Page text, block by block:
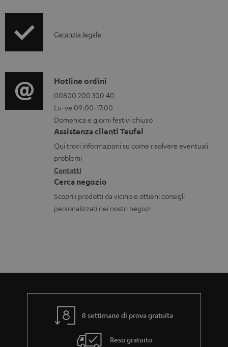
r
a
b
i
l
i
d
t
.
s
u
p
p
o
r
t
s
t
r
z
i
o
n
i
d
i
s
p
o
e
I
o
r
m
a
z
i
o
n
i
z
a
Garanzia legale
C
o
n
t
a
t
t
i
Hotline ordini
00800 200 300 40
Lu-ve 09:00-17:00
Domenica e giorni festivi chiuso
Assistenza clienti Teufel
Qui trovi informazioni su come risolvere eventuali
problemi
Contatti
Cerca negozio
Scopri i prodotti da vicino e ottieni consigli
personalizzati nei nostri negozi
8 settimane di prova gratuita
Reso gratuito